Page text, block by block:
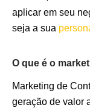
aplicar em seu
seja a sua
O que é o
Marketing de
geração de valor